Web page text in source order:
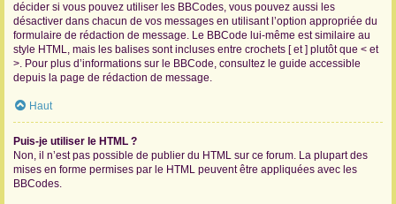
décider si vous pouvez utiliser les BBCodes, vous pouvez aussi les
désactiver dans chacun de vos messages en utilisant l’option appropriée du
formulaire de rédaction de message. Le BBCode lui-même est similaire au
style HTML, mais les balises sont incluses entre crochets [ et ] plutôt que < et
>. Pour plus d’informations sur le BBCode, consultez le guide accessible
depuis la page de rédaction de message.
Haut
Puis-je utiliser le HTML ?
Non, il n’est pas possible de publier du HTML sur ce forum. La plupart des
mises en forme permises par le HTML peuvent être appliquées avec les
BBCodes.